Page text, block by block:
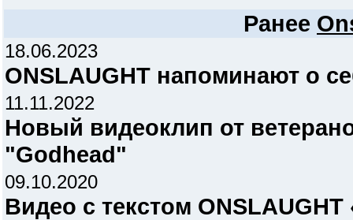
Ранее
18.06.2023
ONSLAUGHT напоминают о
11.11.2022
Новый видеоклип от
"Godhead"
09.10.2020
Видео с текстом